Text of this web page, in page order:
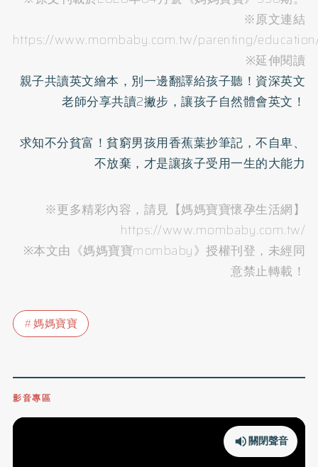
※原文連結
https://www.mombaby.com.tw/parenting/
※延伸閱讀
親子共讀英文繪本，別一邊翻譯給孩子聽！資深英文
老師分享共讀2撇步，讓孩子自然體會英文！
求知不分貧富！貧窮男孩用香蕉葉抄筆記，不自卑、
不放棄，才是讓孩子受用一生的大能力
※更多精彩內容，請見【媽媽寶寶懷孕生活網】
https://www.mombaby.com.tw/
※本文由《媽媽寶寶mombaby》授權刊登，未經同
意禁止轉載！
媽媽寶寶
影音專區
關閉聲音